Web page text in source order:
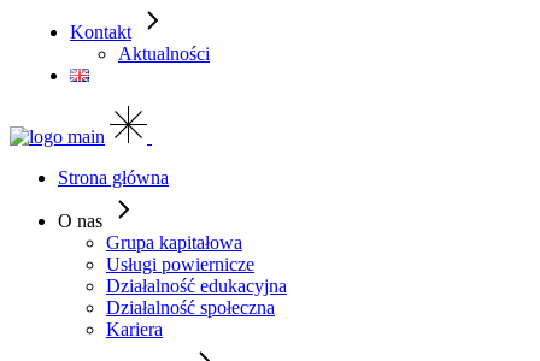
Kontakt
Aktualności
Strona główna
O nas
Grupa kapitałowa
Usługi powiernicze
Działalność edukacyjna
Działalność społeczna
Kariera